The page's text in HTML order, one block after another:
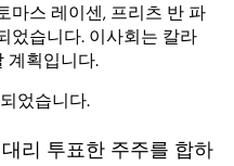
마스 레이센, 프리츠 반 파
었습니다. 이사회는 칼라
계획입니다.
었습니다.
리 투표한 주주를 합하